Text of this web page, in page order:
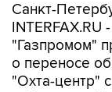
Санкт-
INTERFAX.RU
"Газпромом"
о переносе
"Охта-центр"